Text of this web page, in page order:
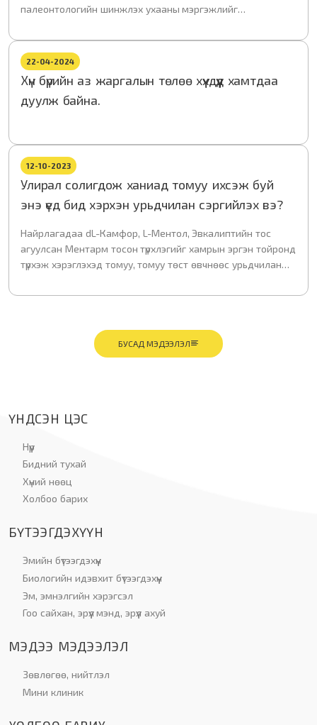
палеонтологийн шинжлэх ухааны мэргэжлийг
хөрөнгө оруулалтыг хийхийг зорьж бид энэхүү төслийг
продюссер С.Батхишиг, Шинжлэх ухааны академийн
Палеонтологийн хүрээлэн, Нийслэлийн ерөнхий
боловсролын 29-р бүрэн дунд сургуультай хамтран зохион
байгуулсан билээ.
22-04-2024
Хүн бүрийн аз жаргалын төлөө хүүхдүүд хамтдаа
дуулж байна.
12-10-2023
Улирал солигдож ханиад томуу ихсэж буй
энэ үед бид хэрхэн урьдчилан сэргийлэх вэ?
Найрлагадаа dL-Камфор, L-Ментол, Эвкалиптийн тос
агуулсан Ментарм тосон түрхлэгийг хамрын эргэн тойронд
түрхэж хэрэглэхэд томуу, томуу төст өвчнөөс урьдчилан
БУСАД МЭДЭЭЛЭЛ
ҮНДСЭН ЦЭС
Нүүр
Бидний тухай
Хүний нөөц
Холбоо барих
БҮТЭЭГДЭХҮҮН
Эмийн бүтээгдэхүүн
Биологийн идэвхит бүтээгдэхүүн
Эм, эмнэлгийн хэрэгсэл
Гоо сайхан, эрүүл мэнд, эрүүл ахуй
МЭДЭЭ МЭДЭЭЛЭЛ
Зөвлөгөө, нийтлэл
Мини клиник